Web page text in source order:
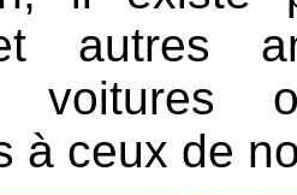
autres
voitures
à ceux de